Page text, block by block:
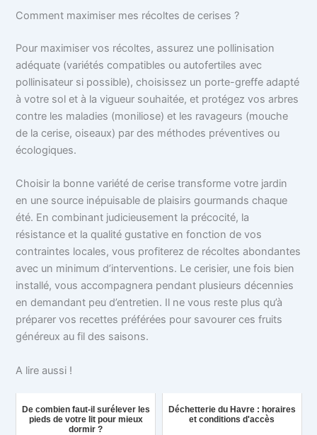
Comment maximiser mes récoltes de cerises ?
Pour maximiser vos récoltes, assurez une pollinisation
adéquate (variétés compatibles ou autofertiles avec
pollinisateur si possible), choisissez un porte-greffe adapté
à votre sol et à la vigueur souhaitée, et protégez vos arbres
contre les maladies (moniliose) et les ravageurs (mouche
de la cerise, oiseaux) par des méthodes préventives ou
écologiques.
Choisir la bonne variété de cerise transforme votre jardin
en une source inépuisable de plaisirs gourmands chaque
été. En combinant judicieusement la précocité, la
résistance et la qualité gustative en fonction de vos
contraintes locales, vous profiterez de récoltes abondantes
avec un minimum d’interventions. Le cerisier, une fois bien
installé, vous accompagnera pendant plusieurs décennies
en demandant peu d’entretien. Il ne vous reste plus qu’à
préparer vos recettes préférées pour savourer ces fruits
généreux au fil des saisons.
A lire aussi !
De combien faut-il surélever les
pieds de votre lit pour mieux
dormir ?
Déchetterie du Havre : horaires
et conditions d'accès